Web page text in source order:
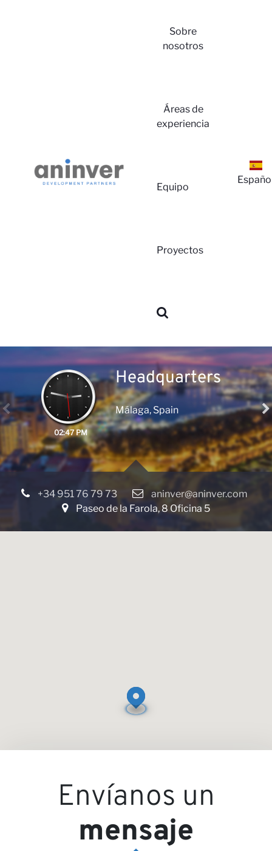
Sobre
nosotros
Áreas de
experiencia
Equipo
Proyectos
Iniciar
Sesión
Sobre
nosotros
Áreas de
Equipo
02:47 PM
Headquarters
Málaga, Spain
+34 951 76 79 73
aninver@aninver.com
Paseo de la Farola, 8 Oficina 5
Envíanos un
mensaje